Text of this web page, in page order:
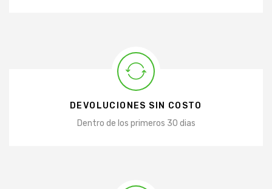
DEVOLUCIONES SIN COSTO
Dentro de los primeros 30 dias